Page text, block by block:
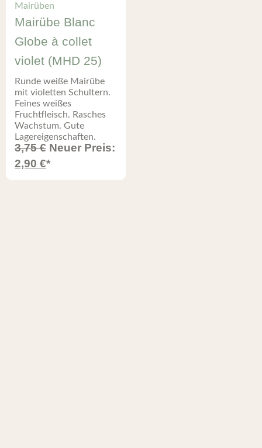
Mairüben
Mairübe Blanc
Globe à collet
violet (MHD 25)
Runde weiße Mairübe
mit violetten Schultern.
Feines weißes
Fruchtfleisch. Rasches
Wachstum. Gute
Lagereigenschaften.
3,75€ Neuer Preis:
2,90 €*